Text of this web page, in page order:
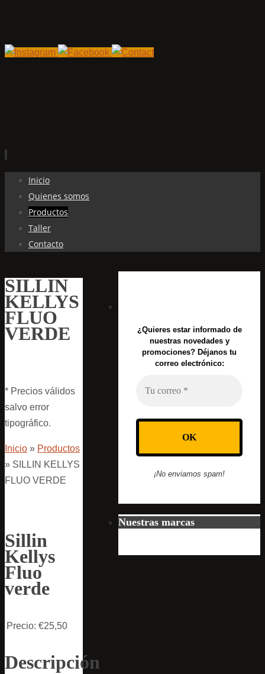
contenido
Inicio
Quienes somos
Productos
Taller
Contacto
SILLIN
KELLYS
FLUO
VERDE
* Precios válidos
salvo error
tipográfico.
Inicio » Productos
» SILLIN KELLYS
FLUO VERDE
Sillin
Kellys
Fluo
verde
Precio: €25,50
Descripción
¿Quieres estar informado de
nuestras novedades y
promociones? Déjanos tu
correo electrónico:
¡No enviamos spam!
Nuestras marcas